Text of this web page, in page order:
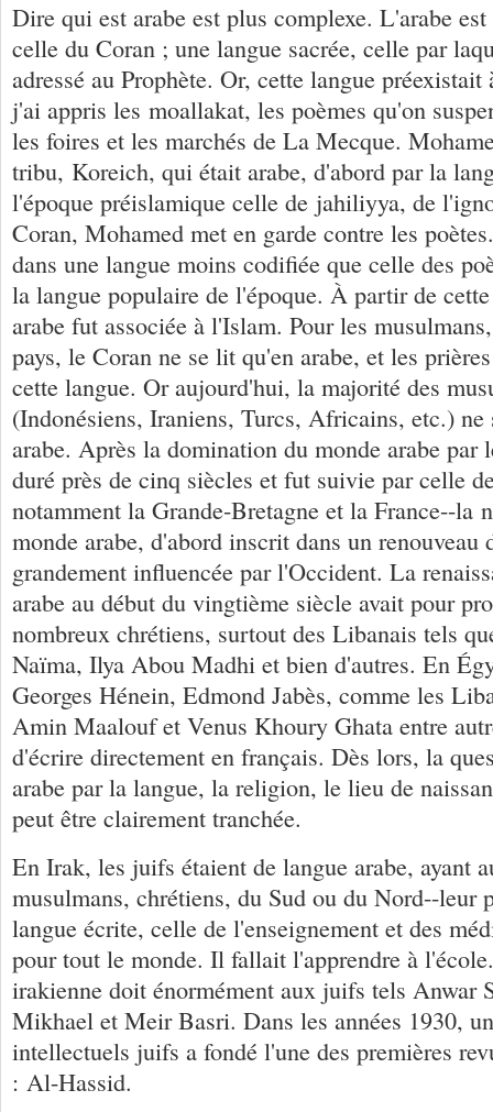
Dire qui est arabe est plus complexe. L'arabe
celle du Coran ; une langue sacrée, celle par
adressé au Prophète. Or, cette langue
j'ai appris les moallakat, les poèmes qu'on
les foires et les marchés de La Mecque.
tribu, Koreich, qui était arabe, d'abord par la
l'époque préislamique celle de jahiliyya, de
Coran, Mohamed met en garde contre les
dans une langue moins codifiée que celle des
la langue populaire de l'époque. À partir de
arabe fut associée à l'Islam. Pour les
pays, le Coran ne se lit qu'en arabe, et les
cette langue. Or aujourd'hui, la majorité des
(Indonésiens, Iraniens, Turcs, Africains, etc.) ne
arabe. Après la domination du monde arabe par
duré près de cinq siècles et fut suivie par celle
notamment la Grande-Bretagne et la France--la
monde arabe, d'abord inscrit dans un
grandement influencée par l'Occident. La
arabe au début du vingtième siècle avait pour
nombreux chrétiens, surtout des Libanais tels
Naïma, Ilya Abou Madhi et bien d'autres. En
Georges Hénein, Edmond Jabès, comme les
Amin Maalouf et Venus Khoury Ghata entre
d'écrire directement en français. Dès lors, la
arabe par la langue, la religion, le lieu de
peut être clairement tranchée.
En Irak, les juifs étaient de langue arabe, ayant
musulmans, chrétiens, du Sud ou du Nord--leur
langue écrite, celle de l'enseignement et des
pour tout le monde. Il fallait l'apprendre à
irakienne doit énormément aux juifs tels Anwar
Mikhael et Meir Basri. Dans les années 1930,
intellectuels juifs a fondé l'une des premières
: Al-Hassid.